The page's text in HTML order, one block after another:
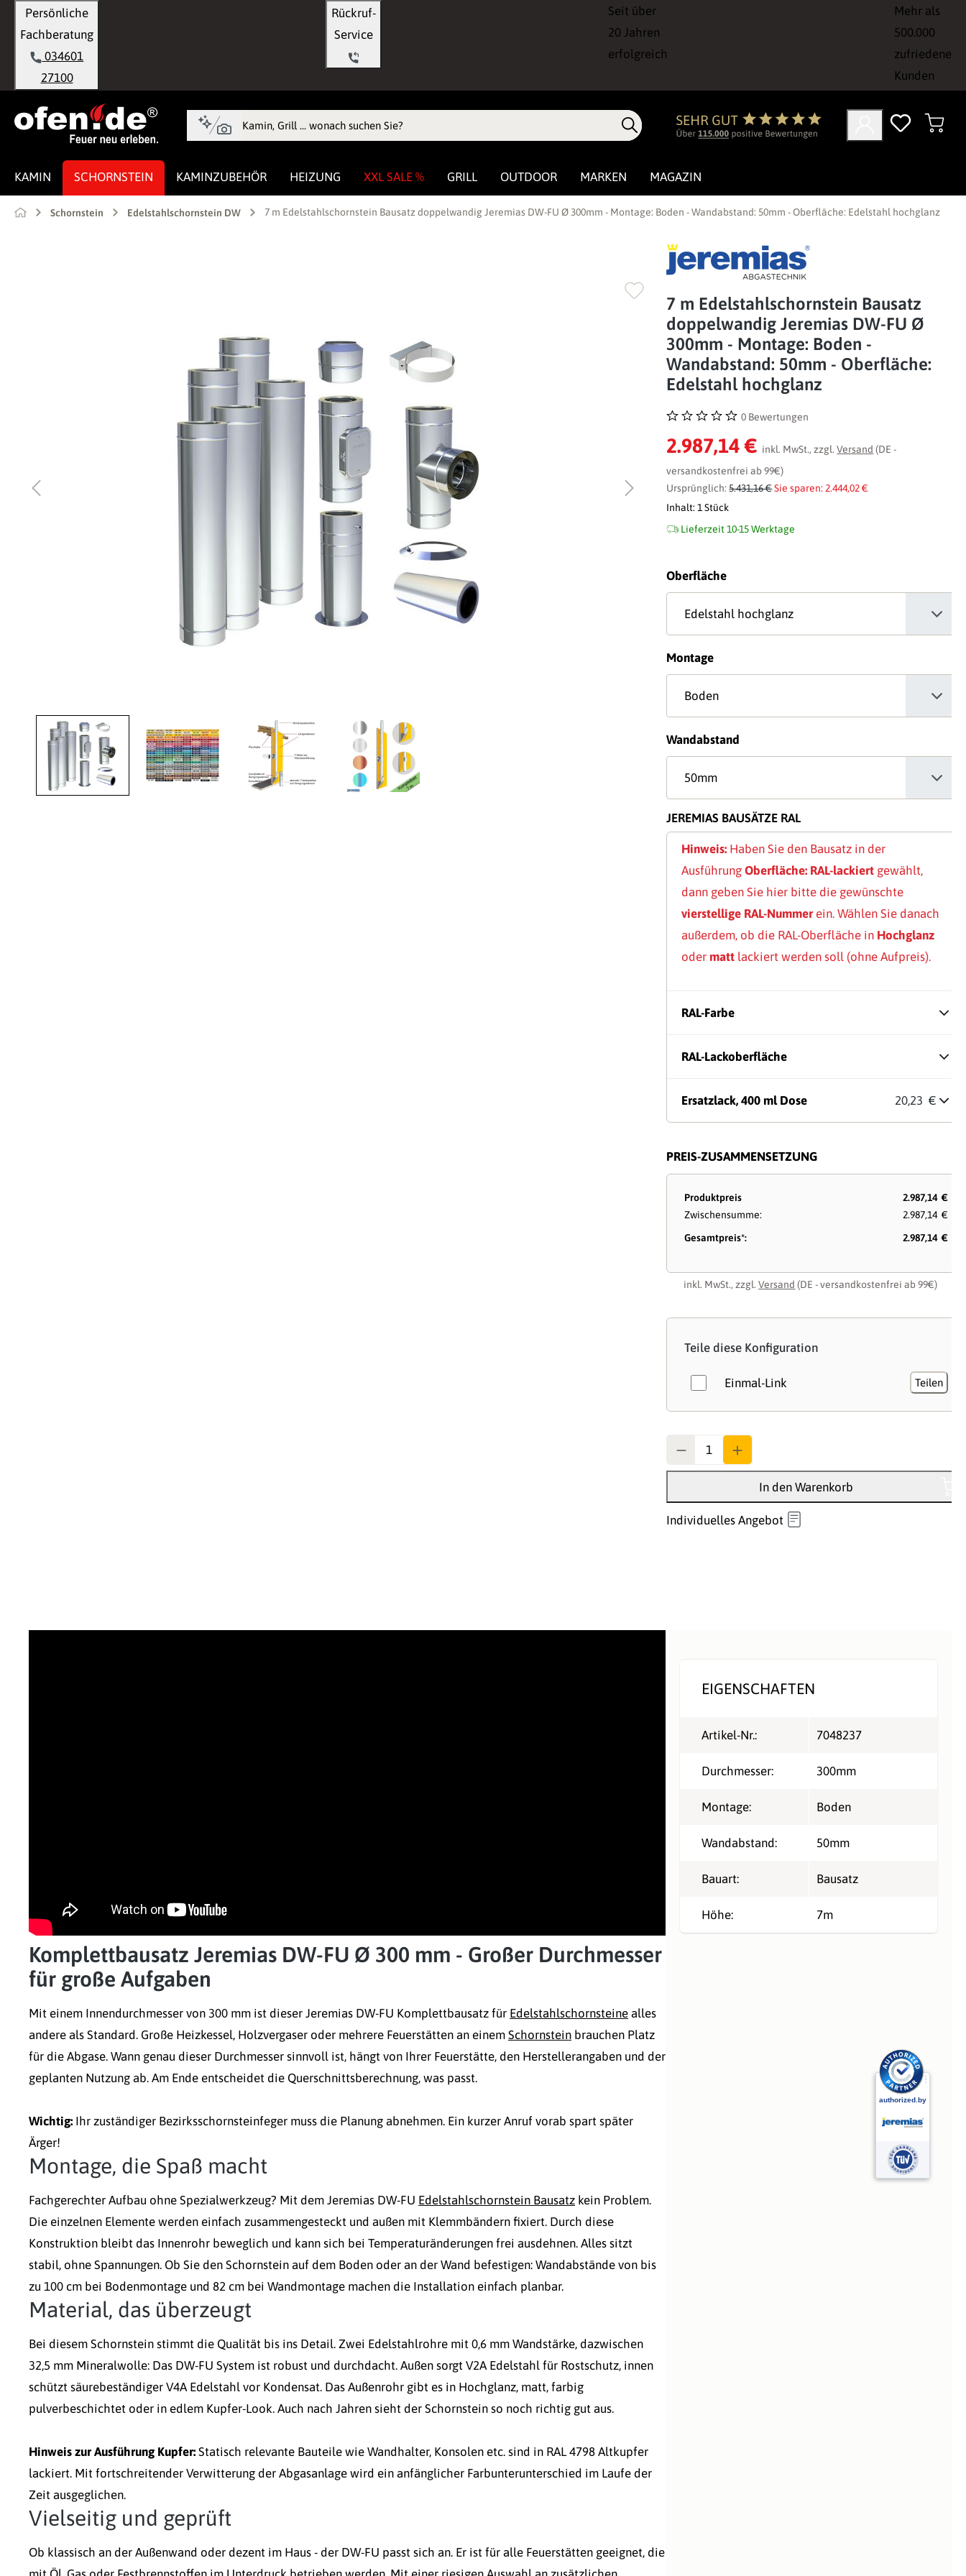
Zur Hauptnavigation springen
Persönliche
Fachberatung
034601
27100
Rückruf-
Seit über
20 Jahren
erfolgreich
Mehr als
500.000
zufriedene
Kunden
KAMIN SCHORNSTEIN KAMINZUBEHÖR HEIZUNG XXL SALE % GRILL OUTDOOR MARKEN MAGAZIN
Schornstein Edelstahlschornstein DW 7 m Edelstahlschornstein Bausatz doppelwandig Jeremias DW-FU Ø 300mm - Montage: Boden - Wandabstand: 50mm - Oberfläche: Edelstahl hochglanz
7 m Edelstahlschornstein Bausatz
doppelwandig Jeremias DW-FU Ø
300mm - Montage: Boden -
Wandabstand: 50mm - Oberfläche:
Edelstahl hochglanz
Durchschnittliche Bewertung von 0 von 5 Sternen
0 Bewertungen
2.987,14 € inkl. MwSt., zzgl.Versand (DE -
versandkostenfrei ab 99€)
Ursprünglich:5.431,16 €Sie sparen: 2.444,02 €
Inhalt:1 Stück
Lieferzeit 10-15 Werktage
Oberflächeauswählen
Montageauswählen
Wandabstand
JEREMIAS BAUSÄTZE RAL
Hinweis: Haben Sie den Bausatz in der
AusführungOberfläche: RAL-lackiert gewählt,
dann geben Sie hier bitte die gewünschte
vierstellige RAL-Nummer ein. Wählen Sie danach
außerdem, ob die RAL-Oberfläche in Hochglanz
oder matt lackiert werden soll (ohne Aufpreis).
RAL-Farbe
RAL-Lackoberfläche
Ersatzlack, 400 ml Dose 20,23 €
PREIS-ZUSAMMENSETZUNG
Produktpreis
2.987,14 €
Zwischensumme:
2.987,14 €
Gesamtpreis*:
2.987,14 €
inkl. MwSt., zzgl.Versand (DE - versandkostenfrei ab 99€)
Teile diese Konfiguration
Einmal-Link Teilen
In den Warenkorb
Individuelles Angebot
Komplettbausatz Jeremias DW-FU Ø 300 mm - Großer Durchmesser
für große Aufgaben
Mit einem Innendurchmesser von 300 mm ist dieser Jeremias DW-FU Komplettbausatz für Edelstahlschornsteine alles
andere als Standard. Große Heizkessel, Holzvergaser oder mehrere Feuerstätten an einem Schornstein brauchen Platz
für die Abgase. Wann genau dieser Durchmesser sinnvoll ist, hängt von Ihrer Feuerstätte, den Herstellerangaben und der
geplanten Nutzung ab. Am Ende entscheidet die Querschnittsberechnung, was passt.
Wichtig: Ihr zuständiger Bezirksschornsteinfeger muss die Planung abnehmen. Ein kurzer Anruf vorab spart später
Ärger!
Montage, die Spaß macht
Fachgerechter Aufbau ohne Spezialwerkzeug? Mit dem Jeremias DW-FU Edelstahlschornstein Bausatz kein Problem.
Die einzelnen Elemente werden einfach zusammengesteckt und außen mit Klemmbändern fixiert. Durch diese
Konstruktion bleibt das Innenrohr beweglich und kann sich bei Temperaturänderungen frei ausdehnen. Alles sitzt
stabil, ohne Spannungen. Ob Sie den Schornstein auf dem Boden oder an der Wand befestigen: Wandabstände von bis
zu 100 cm bei Bodenmontage und 82 cm bei Wandmontage machen die Installation einfach planbar.
Material, das überzeugt
Bei diesem Schornstein stimmt die Qualität bis ins Detail. Zwei Edelstahlrohre mit 0,6 mm Wandstärke, dazwischen
32,5 mm Mineralwolle: Das DW-FU System ist robust und durchdacht. Außen sorgt V2A Edelstahl für Rostschutz, innen
schützt säurebeständiger V4A Edelstahl vor Kondensat. Das Außenrohr gibt es in Hochglanz, matt, farbig
pulverbeschichtet oder in edlem Kupfer-Look. Auch nach Jahren sieht der Schornstein so noch richtig gut aus.
Hinweis zur Ausführung Kupfer: Statisch relevante Bauteile wie Wandhalter, Konsolen etc. sind in RAL 4798 Altkupfer
lackiert. Mit fortschreitender Verwitterung der Abgasanlage wird ein anfänglicher Farbunterunterschied im Laufe der
Zeit ausgeglichen.
Vielseitig und geprüft
Ob klassisch an der Außenwand oder dezent im Haus - der DW-FU passt sich an. Er ist für alle Feuerstätten geeignet, die
EIGENSCHAFTEN
Artikel-Nr.: 7048237
Durchmesser: 300mm
Montage: Boden
Wandabstand: 50mm
Bauart: Bausatz
Höhe: 7m